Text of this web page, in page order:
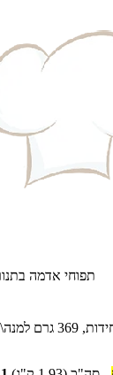
תפוחי אדמה
למנה\יחידה